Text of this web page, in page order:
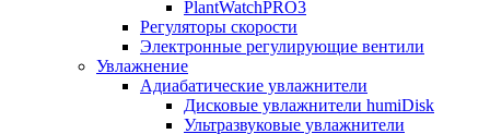
PlantWatchPRO3
Регуляторы скорости
Электронные регулирующие вентили
Увлажнение
Адиабатические увлажнители
Дисковые увлажнители humiDisk
Ультразвуковые увлажнители